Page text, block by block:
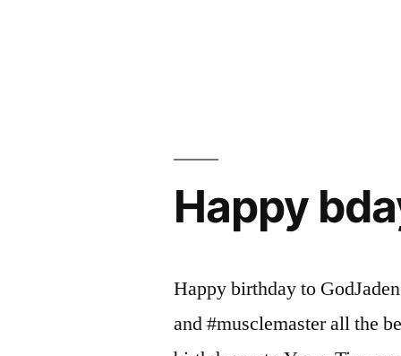
Happy
Happy birthday to
and #musclemaster all the